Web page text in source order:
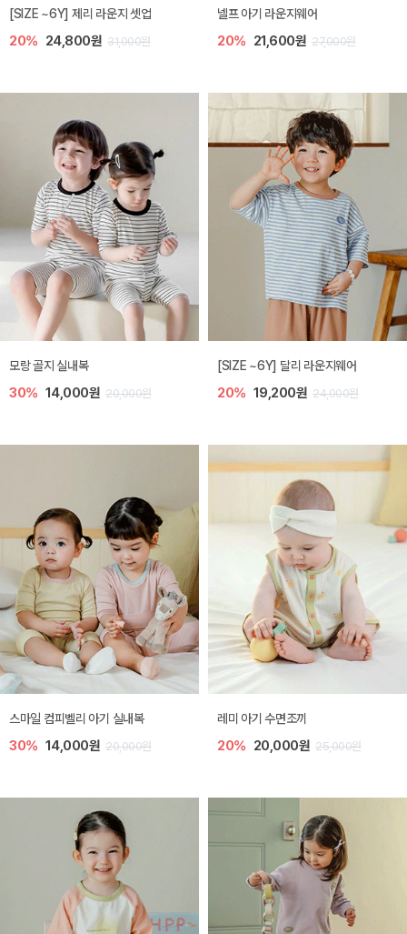
[SIZE ~6Y] 제리 라운지 셋업
20% 24,800원 31,000원
넬프 아기 라운지웨어
20% 21,600원 27,000원
모랑 골지 실내복
30% 14,000원 20,000원
[SIZE ~6Y] 달리 라운지웨어
20% 19,200원 24,000원
스마일 컴피벨리 아기 실내복
30% 14,000원 20,000원
레미 아기 수면조끼
20% 20,000원 25,000원